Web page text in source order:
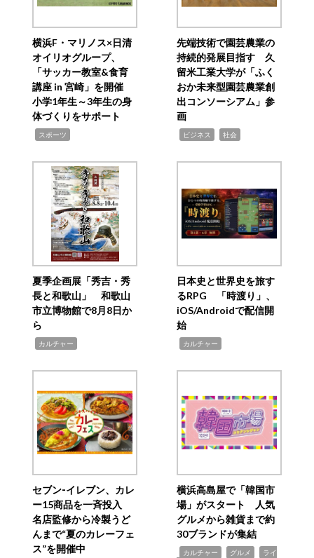
横浜F・マリノス×日清
オイリオグループ、
「サッカー教室&食育
講座 in 宮崎」を開催
小学1年生～3年生の身
体づくりをサポート
スポーツ
先端技術で園芸農業の
持続的発展目指す 久
留米工業大学が「ふく
おか未来型園芸農業創
出コンソーシアム」参
画
ビジネス 社会
夏季企画展「秀吉・秀
長と和歌山」 和歌山
市立博物館で8月8日か
ら
カルチャー
日本史と世界史を旅す
るRPG 「時渡り」、
iOS/Androidで配信開
始
カルチャー
セブン‐イレブン、カレ
ー15商品を一斉投入
名店監修から冷製うど
んまで“夏のカレーフェ
ス”を開催中
横浜高島屋で「韓国市
場」がスタート 人気
グルメから雑貨まで約
30ブランドが集結
カルチャー グルメ
ライ